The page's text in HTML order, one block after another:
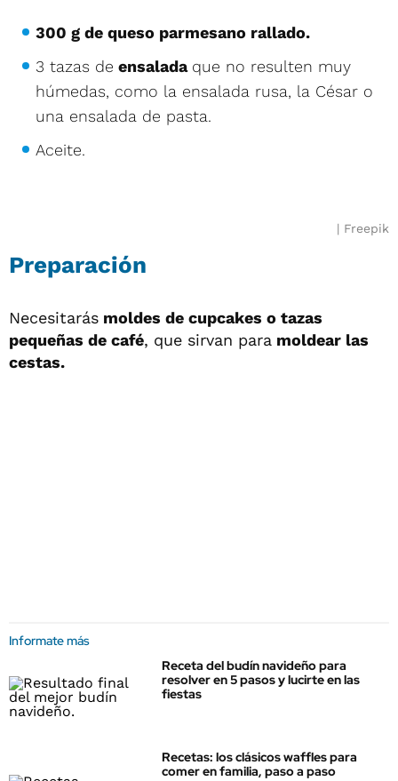
300 g de queso parmesano rallado.
3 tazas de ensalada que no resulten muy
húmedas, como la ensalada rusa, la César o
una ensalada de pasta.
Aceite.
Freepik
Preparación
Necesitarás moldes de cupcakes o tazas
pequeñas de café, que sirvan para moldear las
cestas.
Informate más
Receta del budín navideño para
resolver en 5 pasos y lucirte en las
fiestas
Recetas: los clásicos waffles para
comer en familia, paso a paso